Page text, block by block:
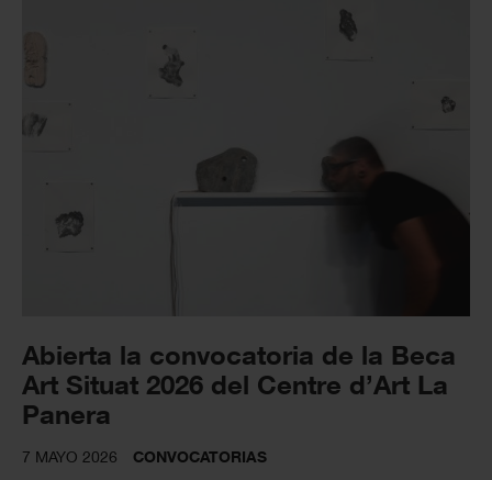
Abierta la convocatoria de la Beca
Art Situat 2026 del Centre d’Art La
Panera
7 MAYO 2026 CONVOCATORIAS